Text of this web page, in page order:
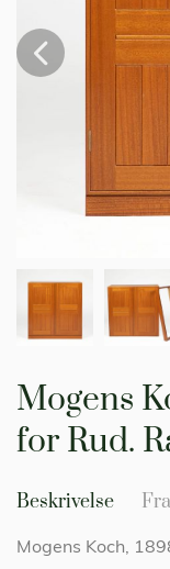
Mogens
for Rud.
Beskrivelse
Mogens Koch,
starten
af
billedgalleriet